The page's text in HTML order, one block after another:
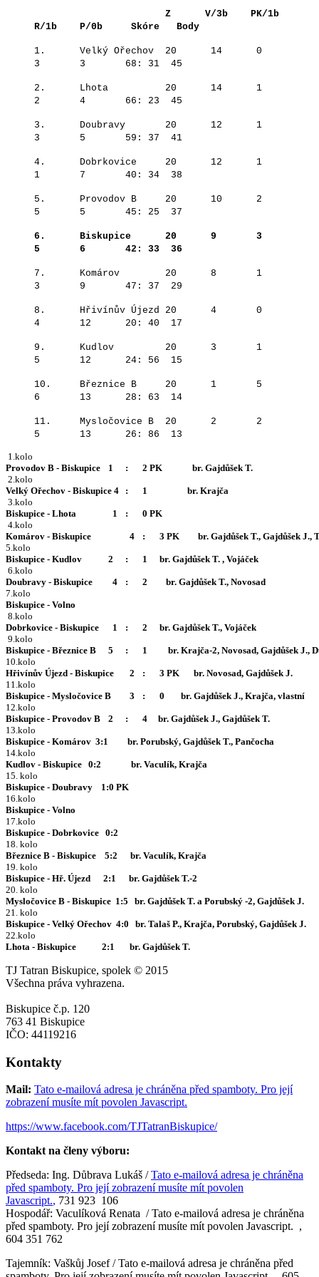
Z V/3b PK/1b
R/1b P/0b Skóre Body
1. Velký Ořechov 20 14 0
3 3 68: 31 45
2. Lhota 20 14 1
2 4 66: 23 45
3. Doubravy 20 12 1
3 5 59: 37 41
4. Dobrkovice 20 12 1
1 7 40: 34 38
5. Provodov B 20 10 2
5 5 45: 25 37
6. Biskupice 20 9 3
5 6 42: 33 36
7. Komárov 20 8 1
3 9 47: 37 29
8. Hřivínův Újezd 20 4 0
4 12 20: 40 17
9. Kudlov 20 3 1
5 12 24: 56 15
10. Březnice B 20 1 5
6 13 28: 63 14
11. Mysločovice B 20 2 2
5 13 26: 86 13
Provodov B - Biskupice  	1	:	2 PK              br. Gajdůšek T.
2.kolo
Velký Ořechov - Biskupice 4	:	1	             br. Krajča
Biskupice - Lhota		  1	:	0 PK
Komárov - Biskupice		  4	:	3 PK	  br. Gajdůšek T.,
Biskupice - Kudlov  		2	:	1    	br. Gajdůšek T. , Vojáček
Doubravy - Biskupice	  4	:	2	   br. Gajdůšek T., Novosad
Biskupice - Volno
Dobrkovice - Biskupice	  1	:	2   	br. Gajdůšek T., Vojáček
Biskupice - Březnice B  	5	:	1	    br. Krajča-2, Novosad,
Hřivínův Újezd - Biskupice	  2	:	3 PK      	br. Novosad, Gajdůšek J.
Biskupice - Mysločovice B	  3	:	0	  br. Gajdůšek J., Krajča, vlastní
Biskupice - Provodov B  	2	:	4     br. Gajdůšek J., Gajdůšek T.
13.kolo
Biskupice - Komárov  3:1         br. Porubský, Gajdůšek T., Pančocha
14.kolo
Kudlov - Biskupice   0:2              br. Vaculík, Krajča
15. kolo
Biskupice - Doubravy    1:0 PK
16.kolo
Biskupice - Volno
17.kolo
Biskupice - Dobrkovice   0:2
18. kolo
Březnice B - Biskupice    5:2      br. Vaculík, Krajča
19. kolo
Biskupice - Hř. Újezd      2:1      br. Gajdůšek T.-2
20. kolo
Mysločovice B - Biskupice  1:5   br. Gajdůšek T. a Porubský -2, Gajdůšek J.
21. kolo
Biskupice - Velký Ořechov  4:0   br. Talaš P., Krajča, Porubský, Gajdůšek J.
22.kolo
Lhota - Biskupice            2:1       br. Gajdůšek T.
TJ Tatran Biskupice, spolek © 2015
Všechna práva vyhrazena.
Biskupice č.p. 120
763 41 Biskupice
IČO: 44119216
Kontakty
Mail: Tato e-mailová adresa je chráněna před spamboty. Pro její
zobrazení musíte mít povolen Javascript.
https://www.facebook.com/TJTatranBiskupice/
Kontakt na členy výboru:
Předseda: Ing. Důbrava Lukáš /Tato e-mailová adresa je chráněna
před spamboty. Pro její zobrazení musíte mít povolen
Javascript., 731 923 106
Hospodář: Vaculíková Renata /Tato e-mailová adresa je chráněna
před spamboty. Pro její zobrazení musíte mít povolen Javascript. ,
604 351 762
Tajemník: Vaškůj Josef /Tato e-mailová adresa je chráněna před